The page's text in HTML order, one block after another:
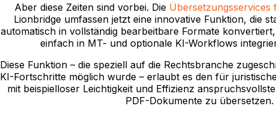
Aber diese Zeiten sind vorbei. Die Übersetzungsservices
Lionbridge umfassen jetzt eine innovative Funktion, die
automatisch in vollständig bearbeitbare Formate
einfach in MT- und optionale KI-Workflows
Diese Funktion – die speziell auf die Rechtsbranche
KI-Fortschritte möglich wurde – erlaubt es den für
mit beispielloser Leichtigkeit und Effizienz
PDF-Dokumente zu übersetzen.